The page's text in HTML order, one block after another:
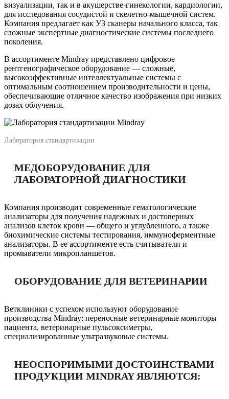
визуализации, так и в акушерстве-гинекологии, кардиологии,
для исследования сосудистой и скелетно-мышечной систем.
Компания предлагает как УЗ сканеры начального класса, так
сложные экспертные диагностические системы последнего
поколения.
В ассортименте Mindray представлено цифровое
рентгенографическое оборудование — сложные,
высокоэффективные интеллектуальные системы с
оптимальным соотношением производительности и цены,
обеспечивающие отличное качество изображения при низких
дозах облучения.
Лаборатория стандартизации
МЕДОБОРУДОВАНИЕ ДЛЯ
ЛАБОРАТОРНОЙ ДИАГНОСТИКИ
Компания производит современные гематологические
анализаторы для получения надежных и достоверных
анализов клеток крови — общего и углубленного, а также
биохимические системы тестирования, иммуноферментные
анализаторы. В ее ассортименте есть считыватели и
промыватели микропланшетов.
ОБОРУДОВАНИЕ ДЛЯ ВЕТЕРИНАРИИ
Ветклиники с успехом используют оборудование
производства Mindray: переносные ветеринарные мониторы
пациента, ветеринарные пульсоксиметры,
специализированные ультразвуковые системы.
НЕОСПОРИМЫМИ ДОСТОИНСТВАМИ
ПРОДУКЦИИ MINDRAY ЯВЛЯЮТСЯ: